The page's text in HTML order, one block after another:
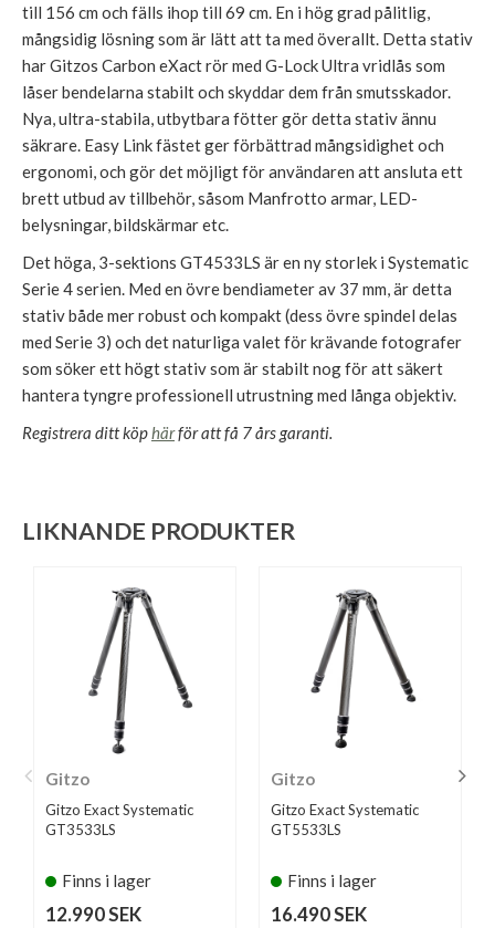
till 156 cm och fälls ihop till 69 cm. En i hög grad pålitlig,
mångsidig lösning som är lätt att ta med överallt. Detta stativ
har Gitzos Carbon eXact rör med G-Lock Ultra vridlås som
låser bendelarna stabilt och skyddar dem från smutsskador.
Nya, ultra-stabila, utbytbara fötter gör detta stativ ännu
säkrare. Easy Link fästet ger förbättrad mångsidighet och
ergonomi, och gör det möjligt för användaren att ansluta ett
brett utbud av tillbehör, såsom Manfrotto armar, LED-
belysningar, bildskärmar etc.
Det höga, 3-sektions GT4533LS är en ny storlek i Systematic
Serie 4 serien. Med en övre bendiameter av 37 mm, är detta
stativ både mer robust och kompakt (dess övre spindel delas
med Serie 3) och det naturliga valet för krävande fotografer
som söker ett högt stativ som är stabilt nog för att säkert
hantera tyngre professionell utrustning med långa objektiv.
Registrera ditt köphärför att få 7 års garanti.
LIKNANDE PRODUKTER
Gitzo
Gitzo Exact Systematic
GT3533LS
Finns i lager
12.990 SEK
Gitzo
Gitzo Exact Systematic
GT5533LS
Finns i lager
16.490 SEK